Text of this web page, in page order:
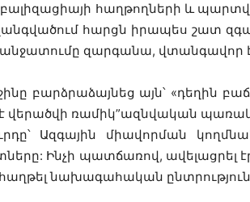
հաղթողների և
հարցն իրապես շատ
զարգանա, վտանգավոր
բարձրաձայնեց այն՝ «դեղին
է վերածվի ռամիկ”ազնվական
Ազգային միավորման
: Ինչի պատճառով, ավելացրել
հաղթել նախագահական